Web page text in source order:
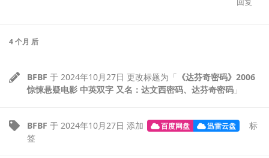
4 个月 后
BFBF 于 2024年10月27日 更改标题为「 《达芬奇密码》2006
惊悚悬疑电影 中英双字 又名：达文西密码、达芬奇密码 」
BFBF 于 2024年10月27日 添加 百度网盘 迅雷云盘
标
签